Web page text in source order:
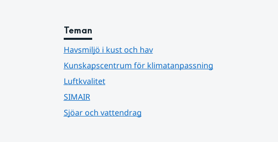
Teman
Havsmiljö i kust och hav
Kunskapscentrum för klimatanpassning
Luftkvalitet
SIMAIR
Sjöar och vattendrag